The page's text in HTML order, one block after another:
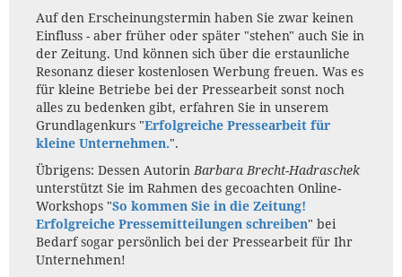
Auf den Erscheinungstermin haben Sie zwar keinen
Einfluss - aber früher oder später "stehen" auch Sie in
der Zeitung. Und können sich über die erstaunliche
Resonanz dieser kostenlosen Werbung freuen. Was es
für kleine Betriebe bei der Pressearbeit sonst noch
alles zu bedenken gibt, erfahren Sie in unserem
Grundlagenkurs "Erfolgreiche Pressearbeit für
kleine Unternehmen.".
Übrigens: Dessen AutorinBarbara Brecht-Hadraschek
unterstützt Sie im Rahmen des gecoachten Online-
Workshops "So kommen Sie in die Zeitung!
Erfolgreiche Pressemitteilungen schreiben" bei
Bedarf sogar persönlich bei der Pressearbeit für Ihr
Unternehmen!